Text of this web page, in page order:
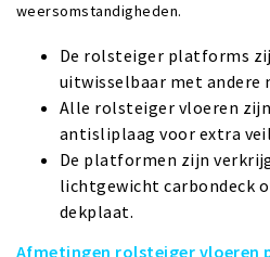
weersomstandigheden.
De rolsteiger platforms
uitwisselbaar met andere
Alle rolsteiger vloeren
antisliplaag voor extra
De platformen zijn
lichtgewicht carbondeck
dekplaat.
Afmetingen rolsteiger vloeren